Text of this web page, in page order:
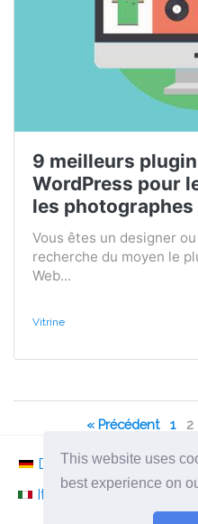
This website uses
best experience on
9 meilleurs
WordPress pour
les photographes
Vous êtes un designer
recherche du moyen le
Web...
Vitrine
« Précédent 1 2
Deutsch
Italiano